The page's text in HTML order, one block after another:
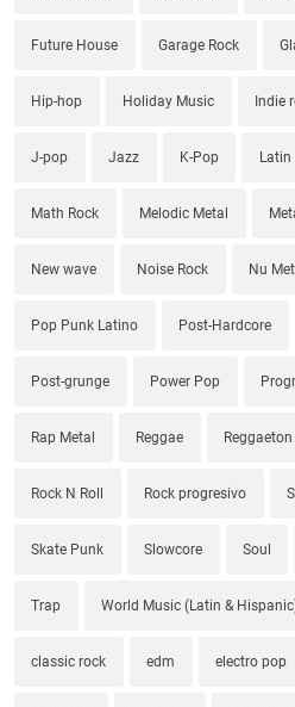
Future House Garage Rock
Hip-hop Holiday Music Indie
J-pop Jazz K-Pop Latin
Math Rock Melodic Metal
New wave Noise Rock Nu
Pop Punk Latino Post-Hardcore
Post-grunge Power Pop
Rap Metal Reggae Reggaeton
Rock N Roll Rock progresivo
Skate Punk Slowcore Soul
Trap World Music (Latin &
classic rock edm electro pop